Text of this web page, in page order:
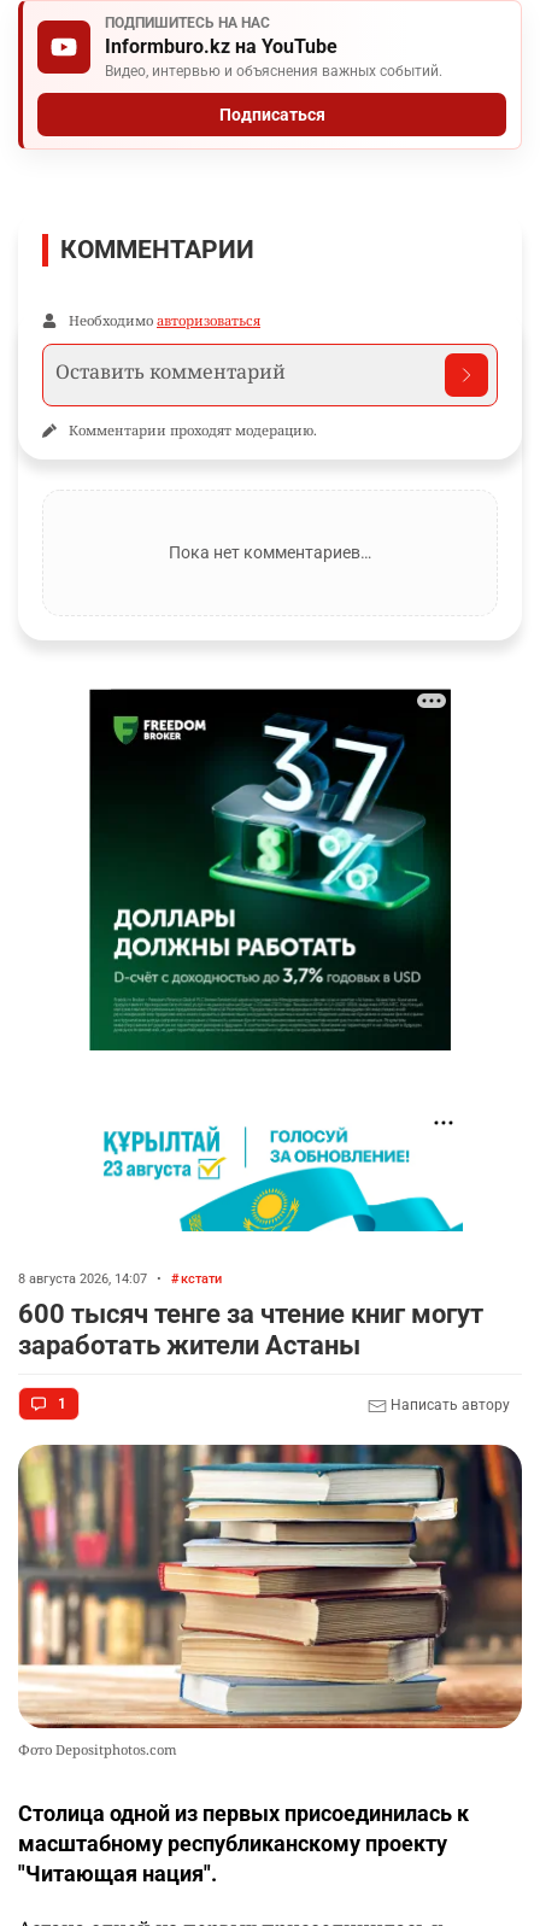
ПОДПИШИТЕСЬ НА НАС
Informburo.kz на YouTube
Видео, интервью и объяснения важных событий.
Подписаться
КОММЕНТАРИИ
Необходимо авторизоваться
Комментарии проходят модерацию.
Пока нет комментариев…
8 августа 2026, 14:07 • кстати
600 тысяч тенге за чтение книг могут
заработать жители Астаны
1 Написать автору
Фото Depositphotos.com
Столица одной из первых присоединилась к
масштабному республиканскому проекту
"Читающая нация".